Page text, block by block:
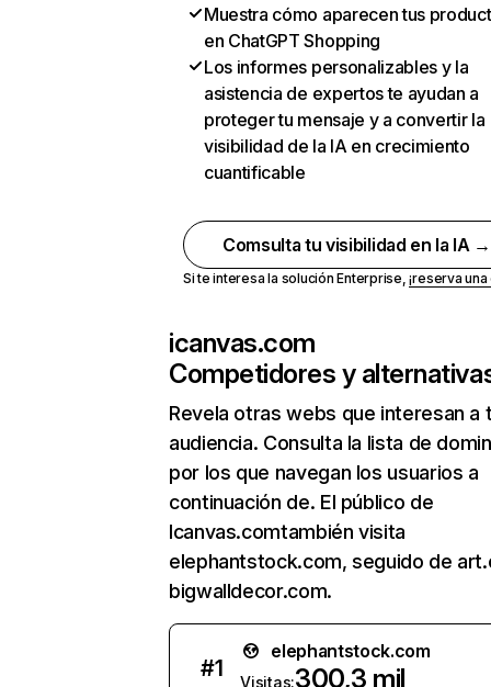
Muestra cómo aparecen tus
en ChatGPT Shopping
Los informes personalizables y la
asistencia de expertos te ayudan a
proteger tu mensaje y a convertir la
visibilidad de la IA en crecimiento
cuantificable
Comsulta tu visibilidad en la IA →
Si te interesa la solución Enterprise,¡reserva
icanvas.com
Competidores y
Revela otras webs que interesan a
audiencia. Consulta la lista de
por los que navegan los usuarios a
continuación de. El público de
Icanvas.comtambién visita
elephantstock.com, seguido de
bigwalldecor.com.
#1
elephantstock.com
Visitas:300,3 mil